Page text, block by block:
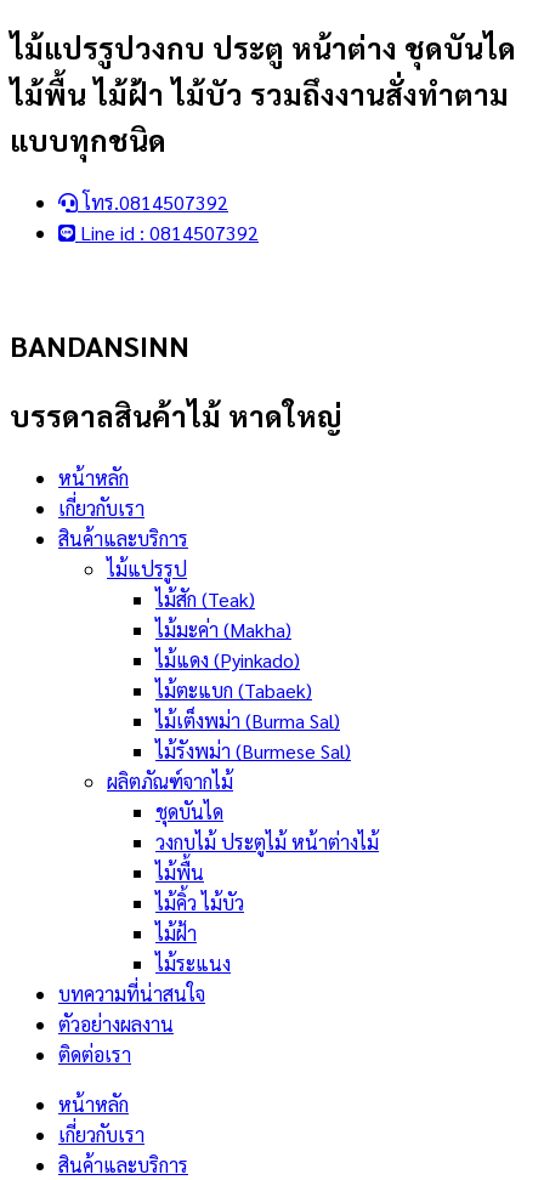
Skip
content
ไม้แปรรูปวงกบ ประตู หน้าต่าง ชุดบันได
ไม้พื้น ไม้ฝ้า ไม้บัว รวมถึงงานสั่งทำตาม
แบบทุกชนิด
โทร.0814507392
Line id : 0814507392
BANDANSINN
บรรดาลสินค้าไม้ หาดใหญ่
หน้าหลัก
เกี่ยวกับเรา
สินค้าและบริการ
ไม้แปรรูป
ไม้สัก (Teak)
ไม้มะค่า (Makha)
ไม้แดง (Pyinkado)
ไม้ตะแบก (Tabaek)
ไม้เต็งพม่า (Burma Sal)
ไม้รังพม่า (Burmese Sal)
ผลิตภัณฑ์จากไม้
ชุดบันได
วงกบไม้ ประตูไม้ หน้าต่างไม้
ไม้พื้น
ไม้คิ้ว ไม้บัว
ไม้ฝ้า
ไม้ระแนง
บทความที่น่าสนใจ
ตัวอย่างผลงาน
ติดต่อเรา
หน้าหลัก
เกี่ยวกับเรา
สินค้าและบริการ